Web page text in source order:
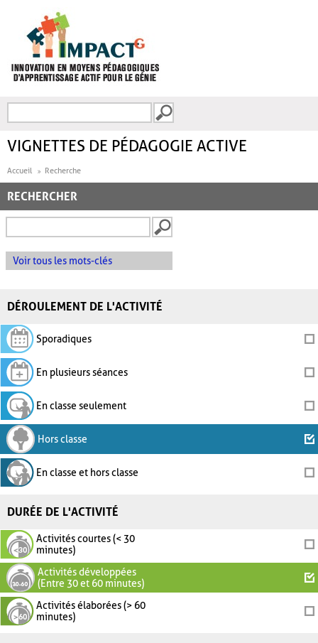
FORMULAIRE DE
VIGNETTES DE PÉDAGOGIE ACTIVE
Accueil Recherche
RECHERCHER
Voir tous les mots-clés
DÉROULEMENT DE L'ACTIVITÉ
Sporadiques
En plusieurs séances
En classe seulement
Hors classe
En classe et hors classe
DURÉE DE L'ACTIVITÉ
Activités courtes (< 30
minutes)
Activités développées
(Entre 30 et 60 minutes)
Activités élaborées (> 60
minutes)